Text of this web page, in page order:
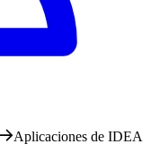
Aplicaciones de IDEA